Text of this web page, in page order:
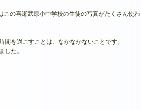
この喜瀬武原小中学校の生徒の写真がたくさん使わ
を過ごすことは、なかなかないことです。
た。